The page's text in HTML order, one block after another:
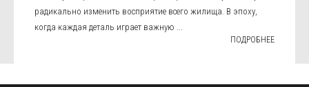
радикально изменить восприятие всего жилища. В эпоху,
когда каждая деталь играет важную ...
ПОДРОБНЕЕ